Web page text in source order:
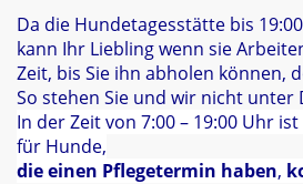
Da die Hundetagesstätte bis
kann Ihr Liebling wenn sie
Zeit, bis Sie ihn abholen können,
So stehen Sie und wir nicht unter
In der Zeit von 7:00 – 19:00 Uhr
für Hunde,
die einen Pflegetermin haben,